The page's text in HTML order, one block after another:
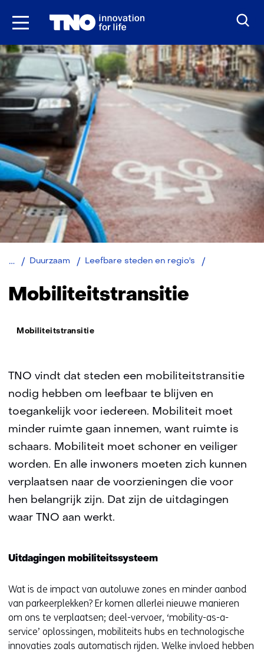
Ga
Duurzaam Leefbare steden en regio's
Mobiliteitstransitie
Thema:
Mobiliteitstransitie
TNO vindt dat steden een mobiliteitstransitie
nodig hebben om leefbaar te blijven en
toegankelijk voor iedereen. Mobiliteit moet
minder ruimte gaan innemen, want ruimte is
schaars. Mobiliteit moet schoner en veiliger
worden. En alle inwoners moeten zich kunnen
verplaatsen naar de voorzieningen die voor
hen belangrijk zijn. Dat zijn de uitdagingen
waar TNO aan werkt.
Uitdagingen mobiliteitssysteem
Wat is de impact van autoluwe zones en minder aanbod
van parkeerplekken? Er komen allerlei nieuwe manieren
om ons te verplaatsen; deel-vervoer, ‘mobility-as-a-
service’ oplossingen, mobiliteits hubs en technologische
innovaties zoals automatisch rijden. Welke invloed hebben